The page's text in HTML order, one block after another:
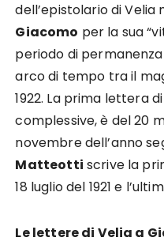
dell’epistolario di
Giacomo per la sua
periodo di
arco di tempo tra il
1922. La prima lettera
complessive, è del 20
novembre dell’anno
Matteotti scrive la
18 luglio del 1921 e
Le lettere di Velia a